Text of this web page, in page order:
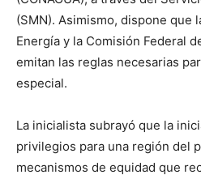
(SMN). Asimismo, dispone que
Energía y la Comisión Federal
emitan las reglas necesarias
especial.
La inicialista subrayó que la
privilegios para una región del
mecanismos de equidad que